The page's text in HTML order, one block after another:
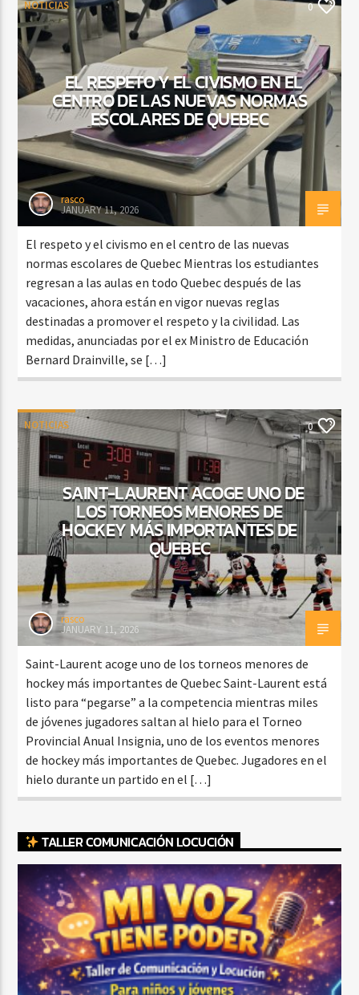
NOTICIAS 0
EL RESPETO Y EL CIVISMO EN EL
CENTRO DE LAS NUEVAS NORMAS
ESCOLARES DE QUEBEC
rasco
JANUARY 11, 2026
El respeto y el civismo en el centro de las nuevas
normas escolares de Quebec Mientras los estudiantes
regresan a las aulas en todo Quebec después de las
vacaciones, ahora están en vigor nuevas reglas
destinadas a promover el respeto y la civilidad. Las
medidas, anunciadas por el ex Ministro de Educación
Bernard Drainville, se […]
NOTICIAS 0
SAINT-LAURENT ACOGE UNO DE
LOS TORNEOS MENORES DE
HOCKEY MÁS IMPORTANTES DE
QUEBEC
rasco
JANUARY 11, 2026
Saint-Laurent acoge uno de los torneos menores de
hockey más importantes de Quebec Saint-Laurent está
listo para “pegarse” a la competencia mientras miles
de jóvenes jugadores saltan al hielo para el Torneo
Provincial Anual Insignia, uno de los eventos menores
de hockey más importantes de Quebec. Jugadores en el
hielo durante un partido en el […]
TALLER COMUNICACIÓN LOCUCIÓN